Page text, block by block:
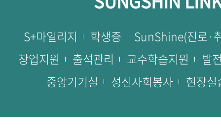
S+마일리지 학생증
SunShine(진로·
창업지원
출석관리 교수학습지원
발
중앙기기실
성신사회봉사 현장실